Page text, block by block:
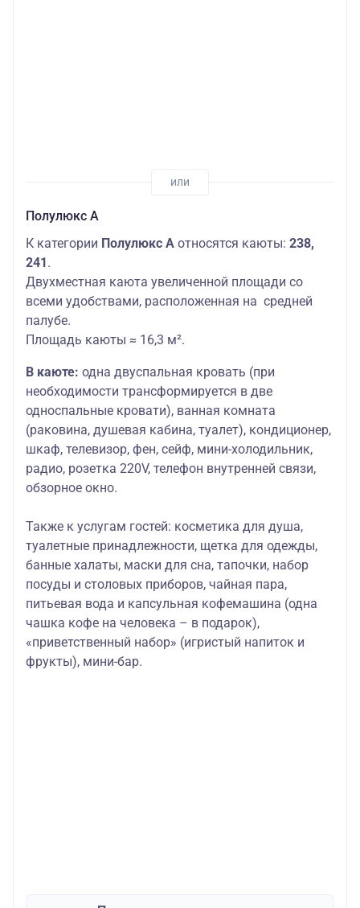
Полулюкс А
К категории Полулюкс А относятся каюты: 238,
241.
Двухместная каюта увеличенной площади со
всеми удобствами, расположенная на средней
палубе.
Площадь каюты ≈ 16,3 м².
В каюте: одна двуспальная кровать (при
необходимости трансформируется в две
односпальные кровати), ванная комната
(раковина, душевая кабина, туалет), кондиционер,
шкаф, телевизор, фен, сейф, мини-холодильник,
радио, розетка 220V, телефон внутренней связи,
обзорное окно.
Также к услугам гостей: косметика для душа,
туалетные принадлежности, щетка для одежды,
банные халаты, маски для сна, тапочки, набор
посуды и столовых приборов, чайная пара,
питьевая вода и капсульная кофемашина (одна
чашка кофе на человека – в подарок),
«приветственный набор» (игристый напиток и
фрукты), мини-бар.